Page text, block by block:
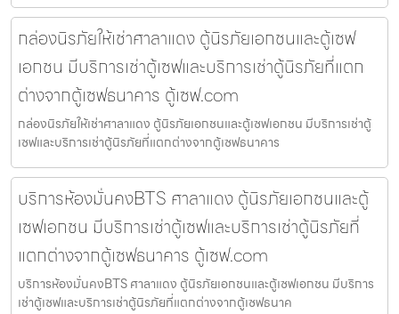
กล่องนิรภัยให้เช่าศาลาแดง ตู้นิรภัยเอกชนและตู้เซฟ
เอกชน มีบริการเช่าตู้เซฟและบริการเช่าตู้นิรภัยที่แตก
ต่างจากตู้เซฟธนาคาร ตู้เซฟ.com
กล่องนิรภัยให้เช่าศาลาแดง ตู้นิรภัยเอกชนและตู้เซฟเอกชน มีบริการเช่าตู้
เซฟและบริการเช่าตู้นิรภัยที่แตกต่างจากตู้เซฟธนาคาร
บริการห้องมั่นคงBTS ศาลาแดง ตู้นิรภัยเอกชนและตู้
เซฟเอกชน มีบริการเช่าตู้เซฟและบริการเช่าตู้นิรภัยที่
แตกต่างจากตู้เซฟธนาคาร ตู้เซฟ.com
บริการห้องมั่นคงBTS ศาลาแดง ตู้นิรภัยเอกชนและตู้เซฟเอกชน มีบริการ
เช่าตู้เซฟและบริการเช่าตู้นิรภัยที่แตกต่างจากตู้เซฟธนาค